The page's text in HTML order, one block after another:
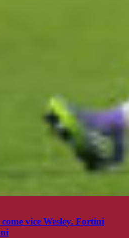
vice Wesley. Fortini